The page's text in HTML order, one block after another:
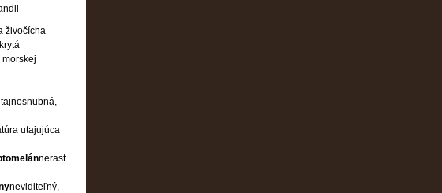
živočícha
tajnosnubná,
utajujúca
nerast
neviditeľný,